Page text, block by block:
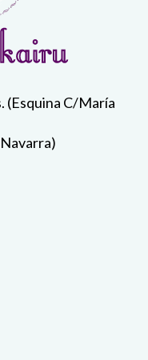
(Esquina C/María